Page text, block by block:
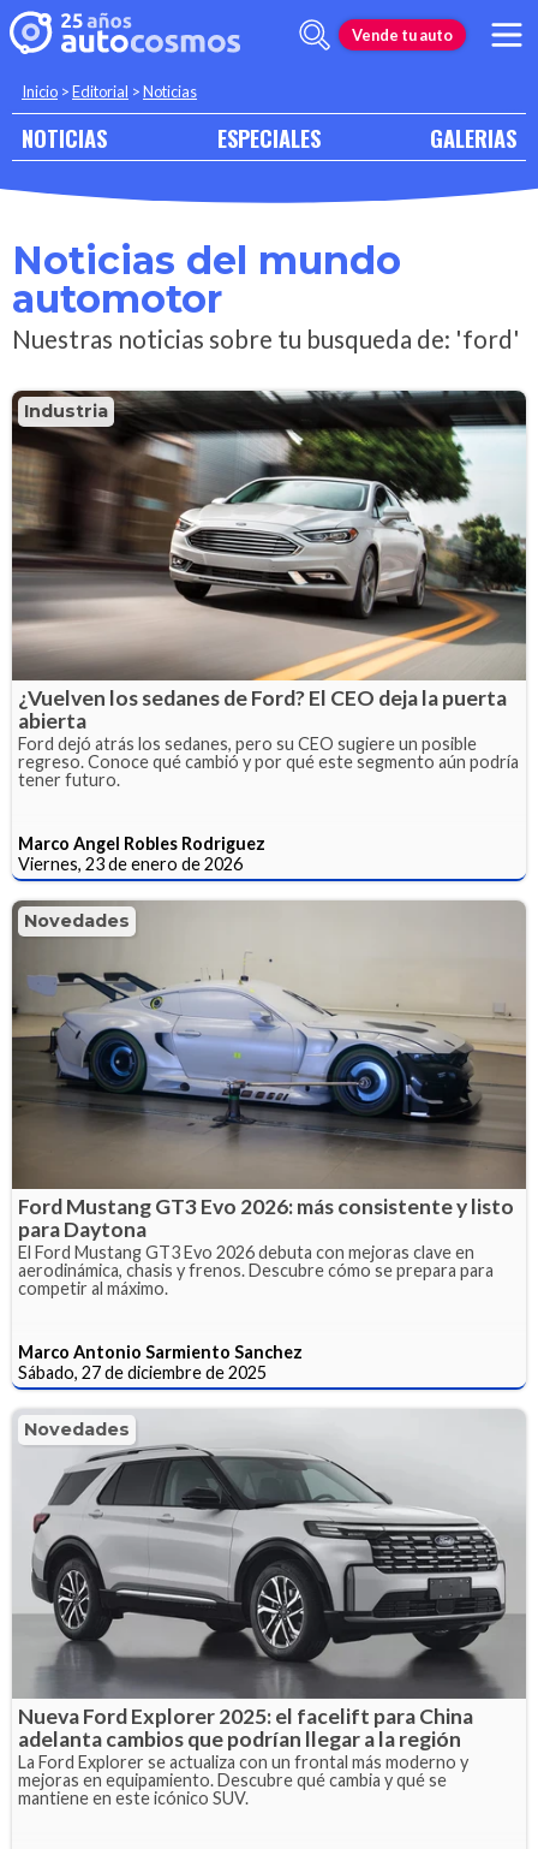
Vende tu auto
Inicio >Editorial >Noticias
NOTICIAS ESPECIALES GALERIAS
Noticias del mundo
automotor
Nuestras noticias sobre tu busqueda de: 'ford'
Industria
¿Vuelven los sedanes de Ford? El CEO deja la puerta
abierta
Ford dejó atrás los sedanes, pero su CEO sugiere un posible
regreso. Conoce qué cambió y por qué este segmento aún podría
tener futuro.
Marco Angel Robles Rodriguez
Viernes, 23 de enero de 2026
Novedades
Ford Mustang GT3 Evo 2026: más consistente y listo
para Daytona
El Ford Mustang GT3 Evo 2026 debuta con mejoras clave en
aerodinámica, chasis y frenos. Descubre cómo se prepara para
competir al máximo.
Marco Antonio Sarmiento Sanchez
Sábado, 27 de diciembre de 2025
Novedades
Nueva Ford Explorer 2025: el facelift para China
adelanta cambios que podrían llegar a la región
La Ford Explorer se actualiza con un frontal más moderno y
mejoras en equipamiento. Descubre qué cambia y qué se
mantiene en este icónico SUV.